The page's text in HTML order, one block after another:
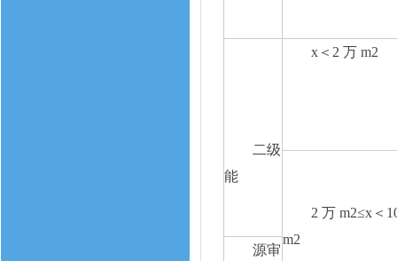
二级
能
x＜2 万 m2
2 万 m2≤x＜
m2
源审